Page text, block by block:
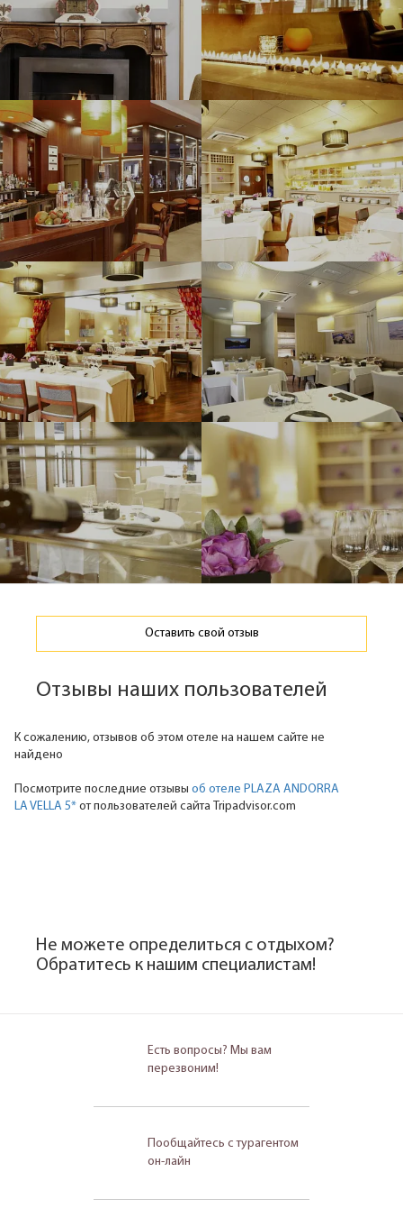
Оставить свой отзыв
Отзывы наших пользователей
К сожалению, отзывов об этом отеле на нашем сайте не
найдено
Посмотрите последние отзывы об отеле PLAZA ANDORRA
LA VELLA 5* от пользователей сайта Tripadvisor.com
Не можете определиться с отдыхом?
Обратитесь к нашим специалистам!
Есть вопросы? Мы вам
перезвоним!
Пообщайтесь с турагентом
он-лайн